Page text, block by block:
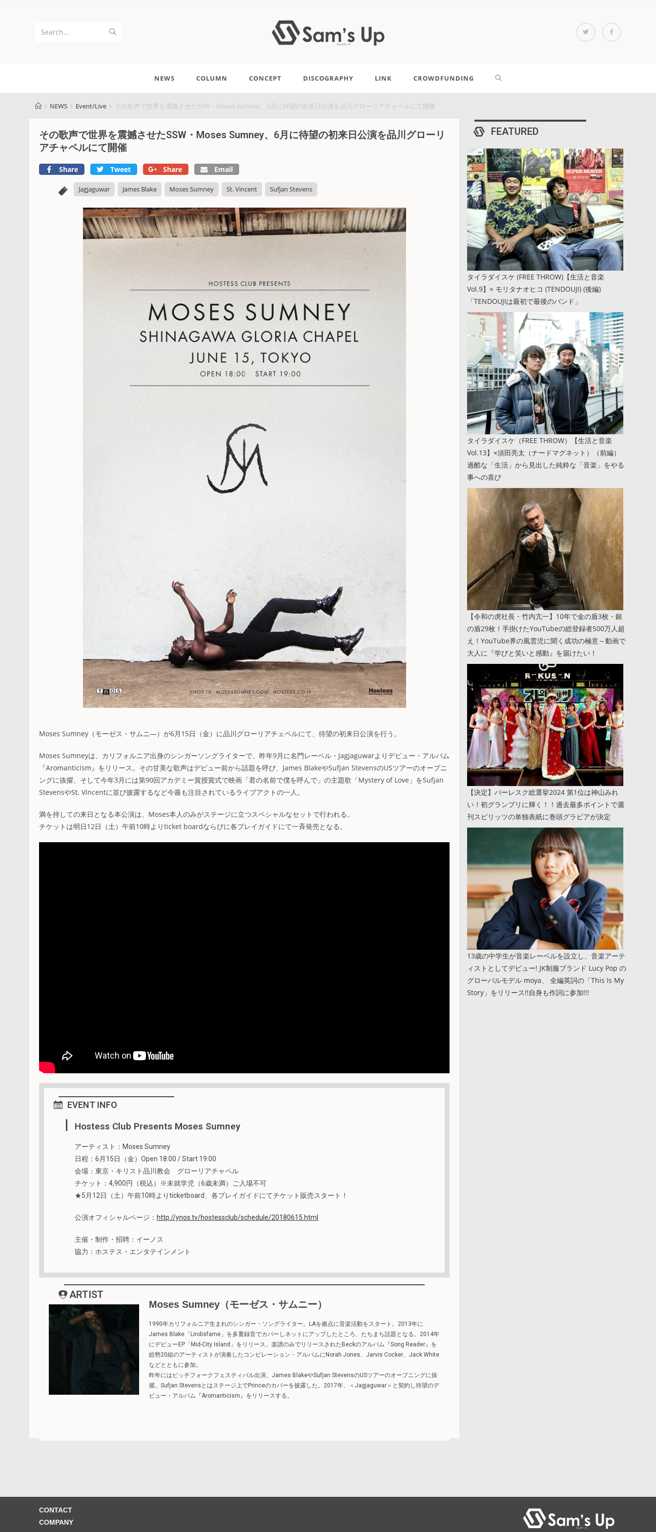
Search...
NEWS COLUMN CONCEPT DISCOGRAPHY LINK CROWDFUNDING
NEWS Event/Live その歌声で世界を震撼させたSSW・Moses Sumney、6月に待望の初来日公演を品川グローリアチャペルにて開催
その歌声で世界を震撼させたSSW・Moses Sumney、6月に待望の初来日公演を品川グローリ
アチャペルにて開催
Share Tweet Share Email
Jagjaguwar James Blake Moses Sumney St. Vincent Sufjan Stevens
Moses Sumney（モーゼス・サムニ―）が6月15日（金）に品川グローリアチェペルにて、待望の初来日公演を行う。
Moses Sumneyは、カリフォルニア出身のシンガーソングライターで、昨年9月に名門レーベル・Jagjaguwarよりデビュー・アルバム
『Aromanticism』をリリース。その甘美な歌声はデビュー前から話題を呼び、James BlakeやSufjan StevensのUSツアーのオープニ
ングに抜擢、そして今年3月には第90回アカデミー賞授賞式で映画「君の名前で僕を呼んで」の主題歌「Mystery of Love」をSufjan
StevensやSt. Vincentに並び披露するなど今最も注目されているライブアクトの一人。
満を持しての来日となる本公演は、Moses本人のみがステージに立つスペシャルなセットで行われる。
チケットは明日12日（土）午前10時よりticket boardならびに各プレイガイドにて一斉発売となる。
EVENT INFO
Hostess Club Presents Moses Sumney
アーティスト：Moses Sumney
日程：6月15日（金）Open 18:00 / Start 19:00
会場：東京・キリスト品川教会 グローリアチャペル
チケット：4,900円（税込）※未就学児（6歳未満）ご入場不可
★5月12日（土）午前10時よりticketboard、各プレイガイドにてチケット販売スタート！
公演オフィシャルページ： http://ynos.tv/hostessclub/schedule/20180615.html
主催・制作・招聘：イーノス
協力：ホステス・エンタテインメント
ARTIST
Moses Sumney（モーゼス・サムニー）
1990年カリフォルニア生まれのシンガー・ソングライター。LAを拠点に音楽活動をスタート。2013年に
James Blake「Lindisfarne」を多重録音でカバーしネットにアップしたところ、たちまち話題となる。2014年
にデビューEP「Mid-City Island」をリリース。楽譜のみでリリースされたBeckのアルバム『Song Reader』を
総勢20組のアーティストが演奏したコンピレーション・アルバムにNorah Jones、Jarvis Cocker、Jack White
などとともに参加。
昨年にはピッチフォークフェスティバル出演、James BlakeやSufjan StevensのUSツアーのオープニングに抜
擢。Sufjan Stevensとはステージ上でPrinceのカバーを披露した。2017年、＜Jagjaguwar＞と契約し待望のデ
ビュー・アルバム『Aromanticism』をリリースする。
FEATURED
タイラダイスケ (FREE THROW)【生活と音楽
Vol.9】× モリタナオヒコ (TENDOUJI) (後編)
「TENDOUJIは最初で最後のバンド」
タイラダイスケ（FREE THROW）【生活と音楽
Vol.13】×須田亮太（ナードマグネット）（前編）
過酷な「生活」から見出した純粋な「音楽」をやる
事への喜び
【令和の虎社長・竹内亢一】10年で金の盾3枚・銀
の盾29枚！手掛けたYouTubeの総登録者500万人超
え！YouTube界の風雲児に聞く成功の極意～動画で
大人に『学びと笑いと感動』を届けたい！
【決定】バーレスク総選挙2024 第1位は神山みれ
い！初グランプリに輝く！！過去最多ポイントで週
刊スピリッツの単独表紙に巻頭グラビアが決定
13歳の中学生が音楽レーベルを設立し、音楽アーテ
ィストとしてデビュー! JK制服ブランド Lucy Pop の
グローバルモデル moya、 全編英詞の「This Is My
Story」をリリース!!自身も作詞に参加!!!
CONTACT
COMPANY